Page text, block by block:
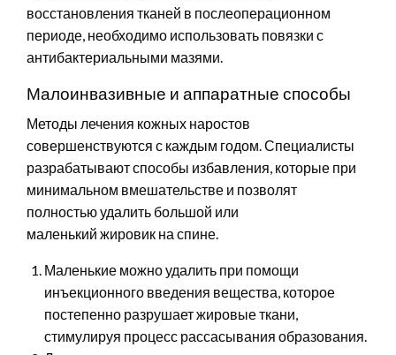
восстановления тканей в послеоперационном
периоде, необходимо использовать повязки с
антибактериальными мазями.
Малоинвазивные и аппаратные способы
Методы лечения кожных наростов
совершенствуются с каждым годом. Специалисты
разрабатывают способы избавления, которые при
минимальном вмешательстве и позволят
полностью удалить большой или
маленький жировик на спине.
Маленькие можно удалить при помощи
инъекционного введения вещества, которое
постепенно разрушает жировые ткани,
стимулируя процесс рассасывания образования.